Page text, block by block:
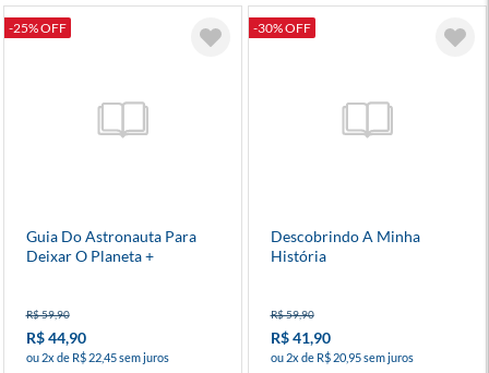
-25% OFF
Guia Do Astronauta Para
Deixar O Planeta +
R$ 59,90
R$ 44,90
ou 2x de R$ 22,45 sem juros
-30% OFF
Descobrindo A Minha
História
R$ 59,90
R$ 41,90
ou 2x de R$ 20,95 sem juros